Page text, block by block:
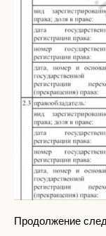
Продолжение